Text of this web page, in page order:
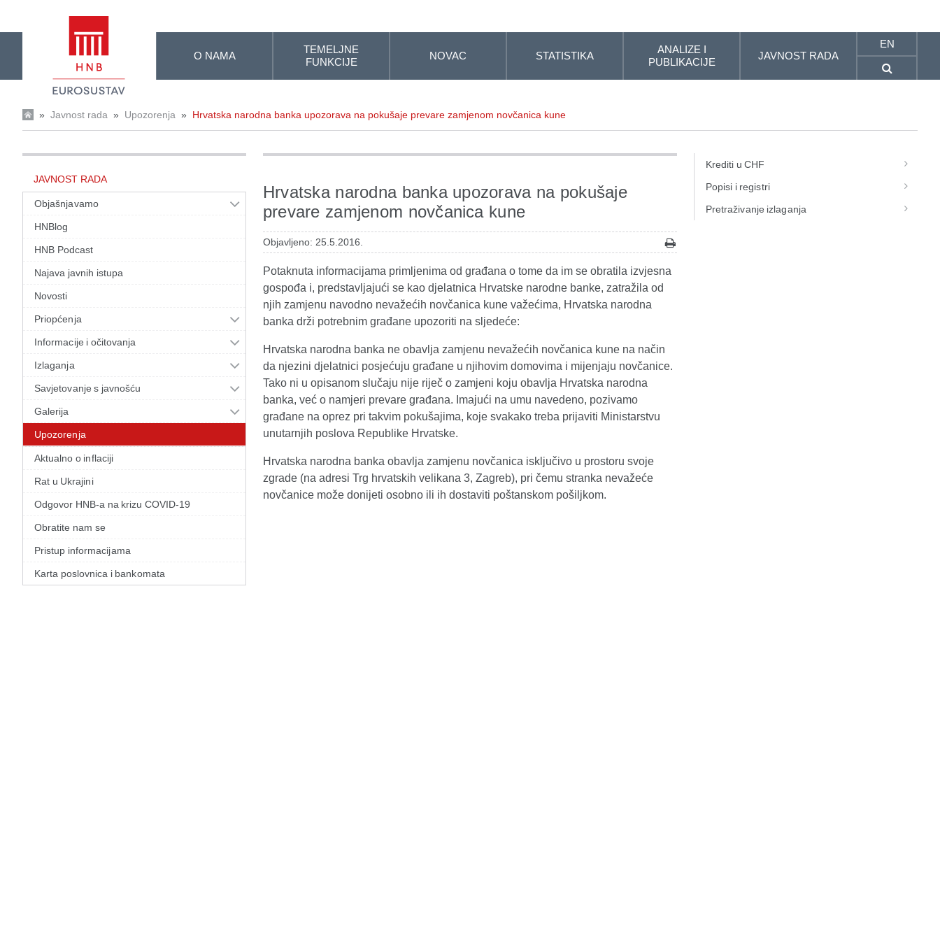
O NAMA
TEMELJNE
FUNKCIJE
NOVAC STATISTIKA
ANALIZE I
PUBLIKACIJE
JAVNOST RADA
EN
» Javnost rada » Upozorenja » Hrvatska narodna banka upozorava na pokušaje prevare zamjenom novčanica kune
JAVNOST RADA
Objašnjavamo
HNBlog
HNB Podcast
Najava javnih istupa
Novosti
Priopćenja
Informacije i očitovanja
Izlaganja
Savjetovanje s javnošću
Galerija
Upozorenja
Aktualno o inflaciji
Rat u Ukrajini
Odgovor HNB-a na krizu COVID-19
Obratite nam se
Pristup informacijama
Karta poslovnica i bankomata
Hrvatska narodna banka upozorava na pokušaje
prevare zamjenom novčanica kune
Objavljeno: 25.5.2016.
Potaknuta informacijama primljenima od građana o tome da im se obratila izvjesna
gospođa i, predstavljajući se kao djelatnica Hrvatske narodne banke, zatražila od
njih zamjenu navodno nevažećih novčanica kune važećima, Hrvatska narodna
banka drži potrebnim građane upozoriti na sljedeće:
Hrvatska narodna banka ne obavlja zamjenu nevažećih novčanica kune na način
da njezini djelatnici posjećuju građane u njihovim domovima i mijenjaju novčanice.
Tako ni u opisanom slučaju nije riječ o zamjeni koju obavlja Hrvatska narodna
banka, već o namjeri prevare građana. Imajući na umu navedeno, pozivamo
građane na oprez pri takvim pokušajima, koje svakako treba prijaviti Ministarstvu
unutarnjih poslova Republike Hrvatske.
Hrvatska narodna banka obavlja zamjenu novčanica isključivo u prostoru svoje
zgrade (na adresi Trg hrvatskih velikana 3, Zagreb), pri čemu stranka nevažeće
novčanice može donijeti osobno ili ih dostaviti poštanskom pošiljkom.
Krediti u CHF
Popisi i registri
Pretraživanje izlaganja